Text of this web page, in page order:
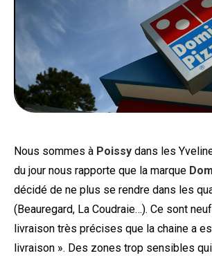
BONS PLANS
SOUTENEZ
Nous sommes à Poissy dans les
du jour nous rapporte que la marque
décidé de ne plus se rendre dans les
(Beauregard, La Coudraie…). Ce sont
livraison très précises que la chaine a
livraison ». Des zones trop sensibles